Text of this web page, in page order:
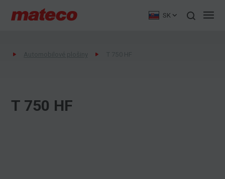
SK
T 750 HF